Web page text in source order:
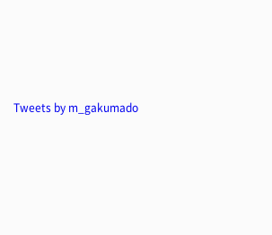
Tweets by m_gakumado